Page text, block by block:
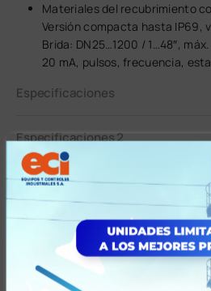
Materiales del recubrimiento
Versión compacta hasta IP69,
Brida: DN25…1200 / 1…48″,
20 mA, pulsos, frecuencia,
Especificaciones
Especificaciones 2
Características
Aplicaciones
Tiempos y Condiciones de Entrega